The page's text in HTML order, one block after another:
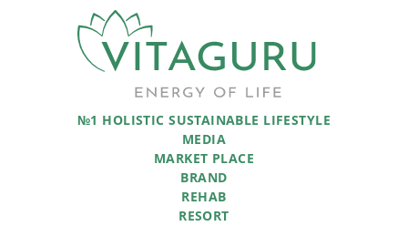
№1 HOLISTIC SUSTAINABLE LIFESTYLE
MEDIA
MARKET PLACE
BRAND
REHAB
RESORT